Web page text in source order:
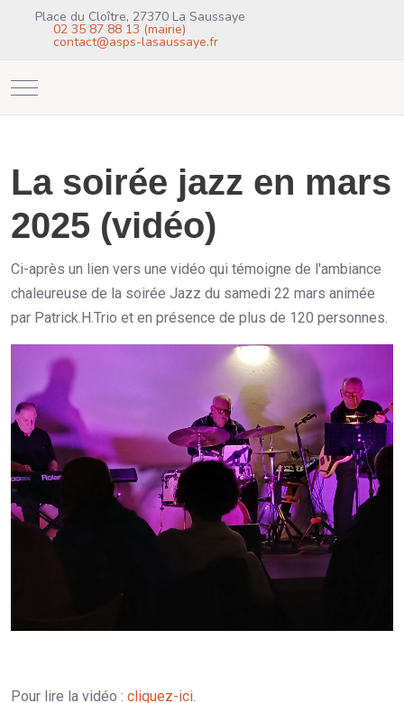
Place du Cloître, 27370 La Saussaye
02 35 87 88 13 (mairie)
contact@asps-lasaussaye.fr
Mobile Menu Toggle
La soirée jazz en mars
2025 (vidéo)
Ci-après un lien vers une vidéo qui témoigne de l'ambiance
chaleureuse de la soirée Jazz du samedi 22 mars animée
par Patrick.H.Trio et en présence de plus de 120 personnes.
Pour lire la vidéo : cliquez-ici.